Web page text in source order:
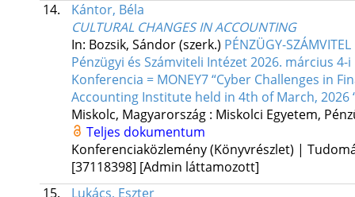
14.
Kántor, Béla
CULTURAL CHANGES IN ACCOUNTING
In: Bozsik, Sándor (szerk.) PÉNZÜGY-
Pénzügyi és Számviteli Intézet 2026. március
Konferencia = MONEY7 “Cyber Challenges in
Accounting Institute held in 4th of March,
Miskolc, Magyarország : Miskolci Egyetem,
Teljes dokumentum
Konferenciaközlemény (Könyvrészlet) |
[37118398] [Admin láttamozott]
15.
Lukács, Eszter